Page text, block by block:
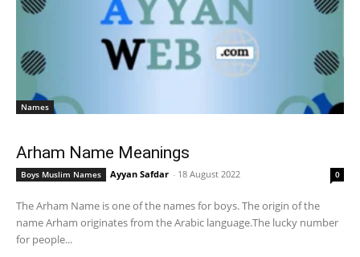
Names
Arham Name Meanings
Boys Muslim Names Ayyan Safdar - 18 August 2022 0
The Arham Name is one of the names for boys. The origin of the
name Arham originates from the Arabic language.The lucky number
for people...